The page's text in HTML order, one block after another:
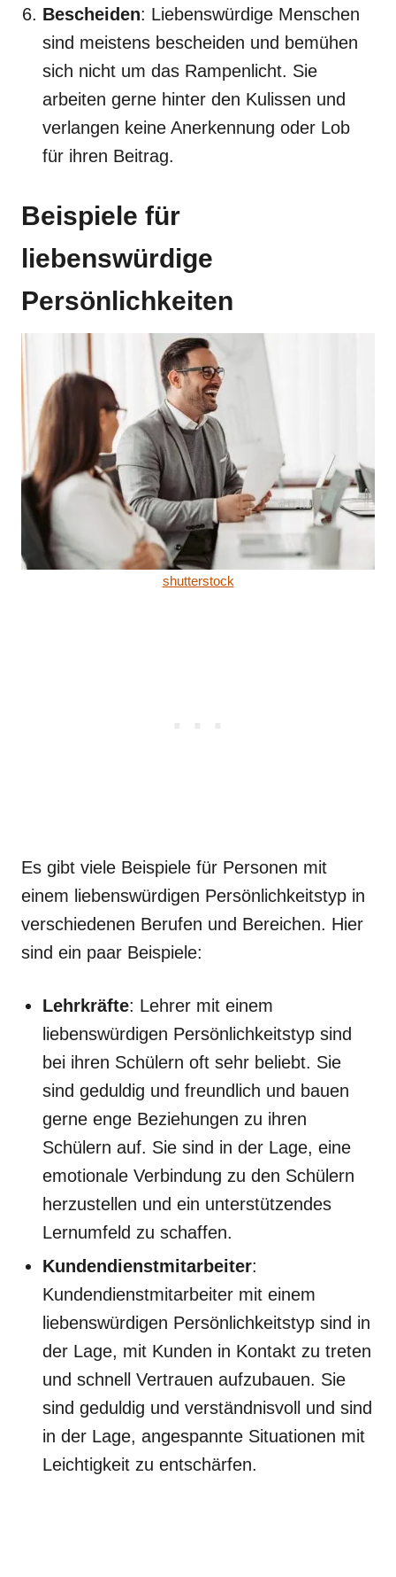
Bescheiden: Liebenswürdige Menschen
sind meistens bescheiden und bemühen
sich nicht um das Rampenlicht. Sie
arbeiten gerne hinter den Kulissen und
verlangen keine Anerkennung oder Lob
für ihren Beitrag.
Beispiele für
liebenswürdige
Persönlichkeiten
shutterstock
Es gibt viele Beispiele für Personen mit
einem liebenswürdigen Persönlichkeitstyp in
verschiedenen Berufen und Bereichen. Hier
sind ein paar Beispiele:
Lehrkräfte: Lehrer mit einem
liebenswürdigen Persönlichkeitstyp sind
bei ihren Schülern oft sehr beliebt. Sie
sind geduldig und freundlich und bauen
gerne enge Beziehungen zu ihren
Schülern auf. Sie sind in der Lage, eine
emotionale Verbindung zu den Schülern
herzustellen und ein unterstützendes
Lernumfeld zu schaffen.
Kundendienstmitarbeiter:
Kundendienstmitarbeiter mit einem
liebenswürdigen Persönlichkeitstyp sind in
der Lage, mit Kunden in Kontakt zu treten
und schnell Vertrauen aufzubauen. Sie
sind geduldig und verständnisvoll und sind
in der Lage, angespannte Situationen mit
Leichtigkeit zu entschärfen.